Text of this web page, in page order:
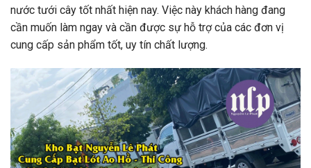
nước tưới cây tốt nhất hiện nay. Việc này khách hàng đang
cần muốn làm ngay và cần được sự hỗ trợ của các đơn vị
cung cấp sản phẩm tốt, uy tín chất lượng.